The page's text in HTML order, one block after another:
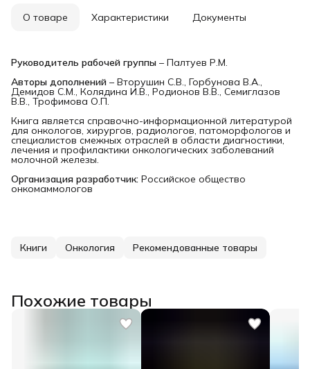
О товаре Характеристики Документы
Руководитель рабочей группы – Палтуев Р.М.
Авторы дополнений – Вторушин С.В., Горбунова В.А.,
Демидов С.М., Колядина И.В., Родионов В.В., Семиглазов
В.В., Трофимова О.П.
Книга является справочно-информационной литературой
для онкологов, хирургов, радиологов, патоморфологов и
специалистов смежных отраслей в области диагностики,
лечения и профилактики онкологических заболеваний
молочной железы.
Организация разработчик: Российское общество
онкомаммологов
Книги Онкология Рекомендованные товары
Похожие товары